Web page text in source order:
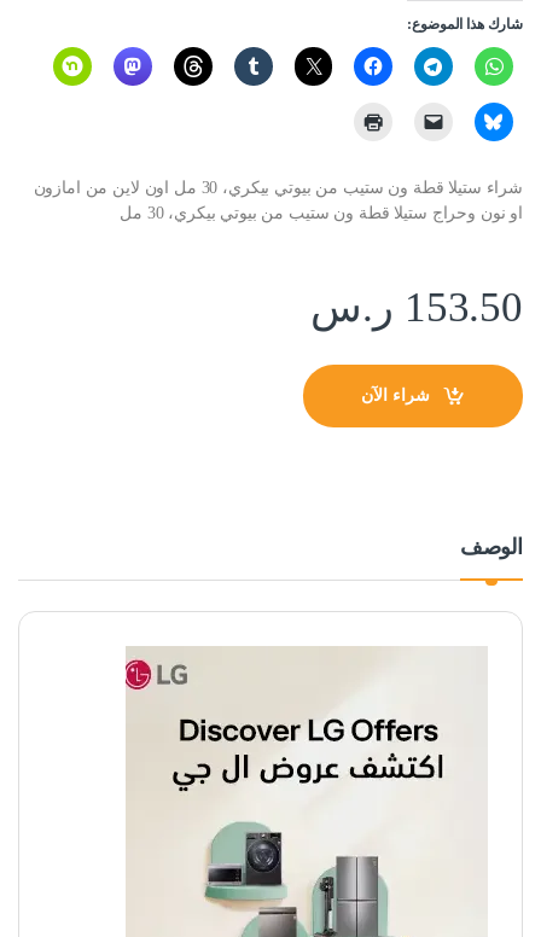
شارك هذا الموضوع:
شراء ستيلا قطة ون ستيب من بيوتي بيكري، 30 مل اون لاين من امازون
او نون وحراج ستيلا قطة ون ستيب من بيوتي بيكري، 30 مل
153.50 ر.س
شراء الآن
الوصف